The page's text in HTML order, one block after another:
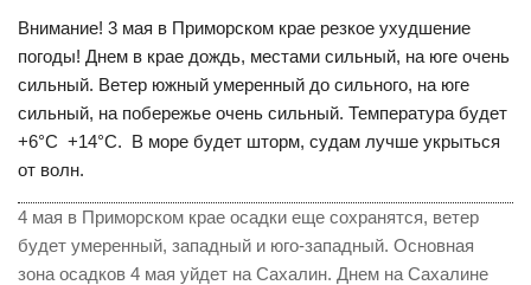
Внимание! 3 мая в Приморском крае резкое ухудшение
погоды! Днем в крае дождь, местами сильный, на юге очень
сильный. Ветер южный умеренный до сильного, на юге
сильный, на побережье очень сильный. Температура будет
+6°С +14°С. В море будет шторм, судам лучше укрыться
от волн.
4 мая в Приморском крае осадки еще сохранятся, ветер
будет умеренный, западный и юго-западный. Основная
зона осадков 4 мая уйдет на Сахалин. Днем на Сахалине